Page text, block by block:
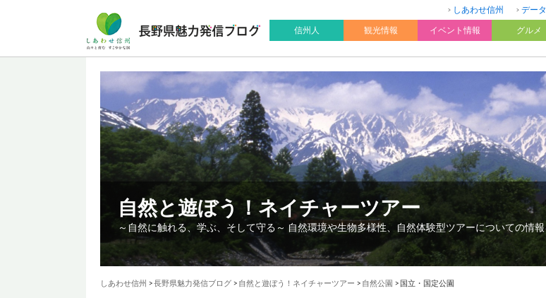
しあわせ信州 デー
信州人
観光情報 イベント情報 グルメ
自然と遊ぼう！ネイチャーツアー
～自然に触れる、学ぶ、そして守る～ 自然環境や生物多様性、自然体験型ツアーについての情
しあわせ信州 >長野県魅力発信ブログ > 自然と遊ぼう！ネイチャーツアー > 自然公園 > 国立・国定公園